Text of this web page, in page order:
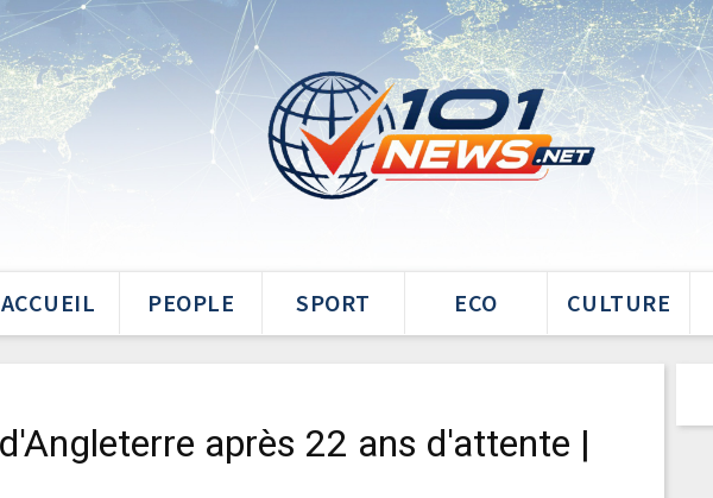
ACCUEIL PEOPLE SPORT ECO CULTURE
après 22 ans d'attente |